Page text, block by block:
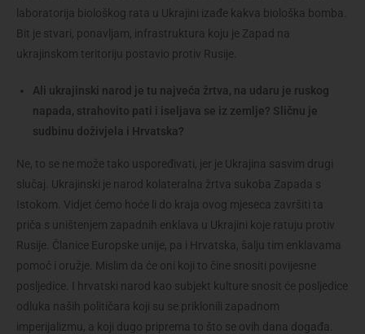
laboratorija biološkog rata u Ukrajini izađe kakva biološka bomba.
Bit je stvari, ponavljam, infrastruktura koju je Zapad na
ukrajinskom teritoriju postavio protiv Rusije.
Ali ukrajinski narod je tu najveća žrtva, na udaru je ruskog
napada, strahovito pati i iseljava se iz zemlje? Sličnu je
sudbinu doživjela i Hrvatska?
Ne, to se ne može tako uspoređivati, jer je Ukrajina sasvim drugi
slučaj. Ukrajinski je narod kolateralna žrtva sukoba Zapada s
Istokom. Vidjet ćemo hoće li do kraja ovog mjeseca završiti ta
priča s uništenjem zapadnih enklava u Ukrajini koje ratuju protiv
Rusije. Članice Europske unije, pa i Hrvatska, šalju tim enklavama
pomoć i oružje. Mislim da će oni koji to čine snositi povijesne
posljedice. I hrvatski narod kao subjekt kulture snosit će posljedice
odluka naših političara koji su se priklonili zapadnom
imperijalizmu, a koji dugo priprema to što se ovih dana događa.